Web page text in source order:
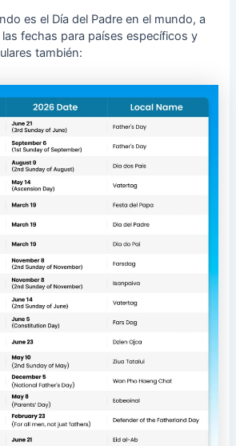
es el Día del Padre en el mundo, a
fechas para países específicos y
también: